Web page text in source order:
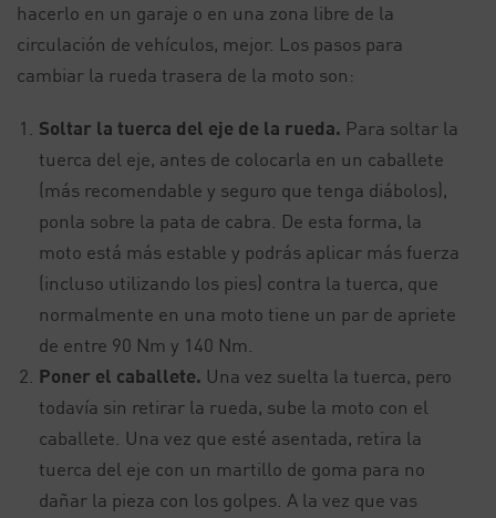
hacerlo en un garaje o en una zona libre de la
circulación de vehículos, mejor. Los pasos para
cambiar la rueda trasera de la moto son:
Soltar la tuerca del eje de la rueda. Para soltar la
tuerca del eje, antes de colocarla en un caballete
(más recomendable y seguro que tenga diábolos),
ponla sobre la pata de cabra. De esta forma, la
moto está más estable y podrás aplicar más fuerza
(incluso utilizando los pies) contra la tuerca, que
normalmente en una moto tiene un par de apriete
de entre 90 Nm y 140 Nm.
Poner el caballete. Una vez suelta la tuerca, pero
todavía sin retirar la rueda, sube la moto con el
caballete. Una vez que esté asentada, retira la
tuerca del eje con un martillo de goma para no
dañar la pieza con los golpes. A la vez que vas